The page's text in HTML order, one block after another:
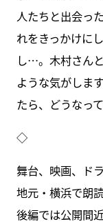
人たちと出会っ
れをきっかけに
し…。木村さん
ような気がしま
たら、どうなっ
◇
舞台、映画、ド
地元・横浜で朗
後編では公開間